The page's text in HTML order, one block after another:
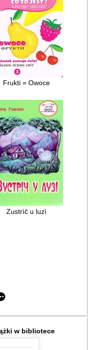
Frukti = Owoce
Zustrìč u luzì
w bibliotece